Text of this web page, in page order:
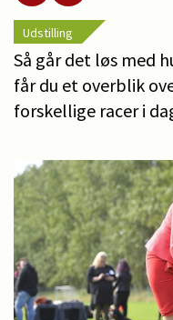
Udstilling
Så går det løs med
får du et overblik
forskellige racer i